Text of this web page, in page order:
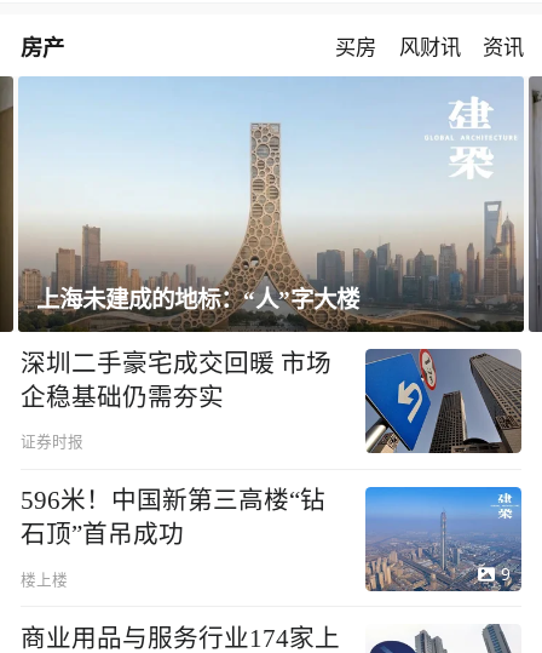
房产 买房 风财讯 资讯
上海未建成的地标：“人”字大楼
深圳二手豪宅成交回暖 市场
企稳基础仍需夯实
证券时报
596米！中国新第三高楼“钻
石顶”首吊成功
楼上楼 9
商业用品与服务行业174家上